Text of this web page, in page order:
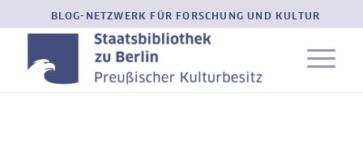
BLOG-NETZWERK FÜR FORSCHUNG UND KULTUR